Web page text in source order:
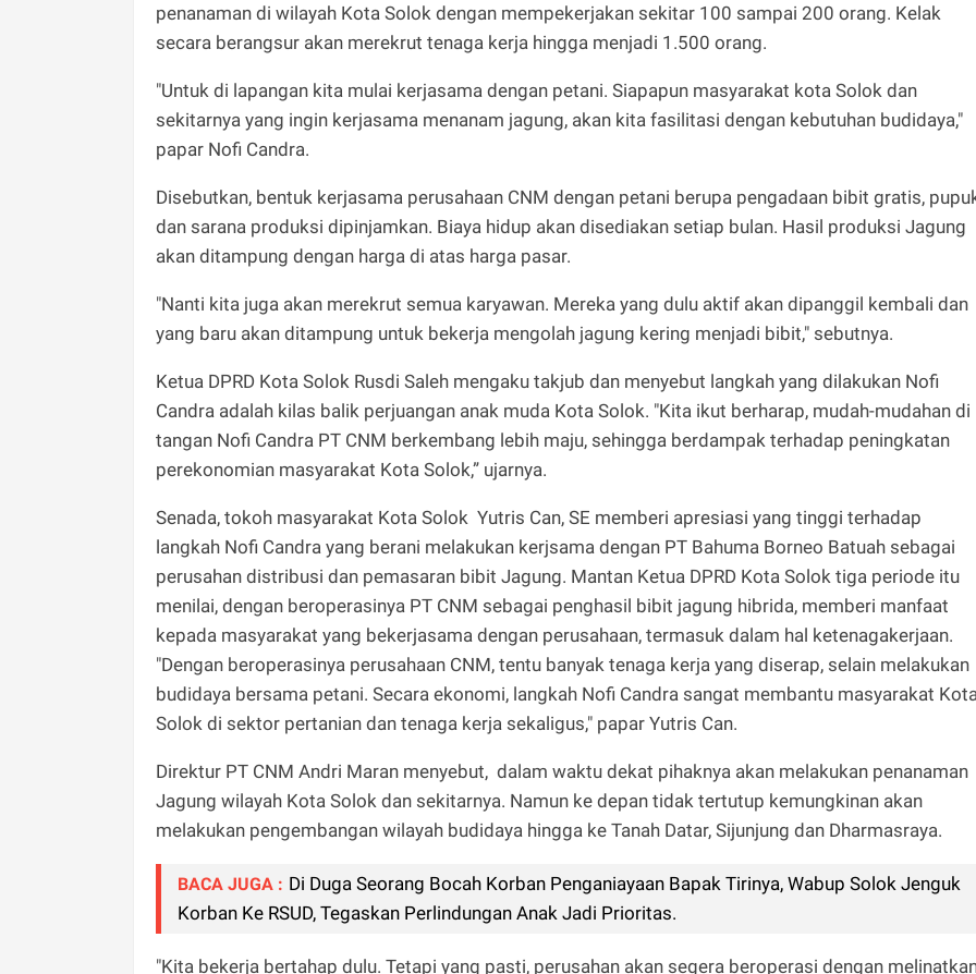
penanaman di wilayah Kota Solok dengan mempekerjakan sekitar 100 sampai 200 orang. Kelak
secara berangsur akan merekrut tenaga kerja hingga menjadi 1.500 orang.
"Untuk di lapangan kita mulai kerjasama dengan petani. Siapapun masyarakat kota Solok dan
sekitarnya yang ingin kerjasama menanam jagung, akan kita fasilitasi dengan kebutuhan budidaya,"
papar Nofi Candra.
Disebutkan, bentuk kerjasama perusahaan CNM dengan petani berupa pengadaan bibit gratis,
dan sarana produksi dipinjamkan. Biaya hidup akan disediakan setiap bulan. Hasil produksi Jagung
akan ditampung dengan harga di atas harga pasar.
"Nanti kita juga akan merekrut semua karyawan. Mereka yang dulu aktif akan dipanggil kembali dan
yang baru akan ditampung untuk bekerja mengolah jagung kering menjadi bibit," sebutnya.
Ketua DPRD Kota Solok Rusdi Saleh mengaku takjub dan menyebut langkah yang dilakukan Nofi
Candra adalah kilas balik perjuangan anak muda Kota Solok. "Kita ikut berharap, mudah-mudahan di
tangan Nofi Candra PT CNM berkembang lebih maju, sehingga berdampak terhadap peningkatan
perekonomian masyarakat Kota Solok,” ujarnya.
Senada, tokoh masyarakat Kota Solok Yutris Can, SE memberi apresiasi yang tinggi terhadap
langkah Nofi Candra yang berani melakukan kerjsama dengan PT Bahuma Borneo Batuah sebagai
perusahan distribusi dan pemasaran bibit Jagung. Mantan Ketua DPRD Kota Solok tiga periode itu
menilai, dengan beroperasinya PT CNM sebagai penghasil bibit jagung hibrida, memberi manfaat
kepada masyarakat yang bekerjasama dengan perusahaan, termasuk dalam hal ketenagakerjaan.
"Dengan beroperasinya perusahaan CNM, tentu banyak tenaga kerja yang diserap, selain melakukan
budidaya bersama petani. Secara ekonomi, langkah Nofi Candra sangat membantu masyarakat
Solok di sektor pertanian dan tenaga kerja sekaligus," papar Yutris Can.
Direktur PT CNM Andri Maran menyebut, dalam waktu dekat pihaknya akan melakukan penanaman
Jagung wilayah Kota Solok dan sekitarnya. Namun ke depan tidak tertutup kemungkinan akan
melakukan pengembangan wilayah budidaya hingga ke Tanah Datar, Sijunjung dan Dharmasraya.
BACA JUGA : Di Duga Seorang Bocah Korban Penganiayaan Bapak Tirinya, Wabup Solok Jenguk
Korban Ke RSUD, Tegaskan Perlindungan Anak Jadi Prioritas.
"Kita bekerja bertahap dulu. Tetapi yang pasti, perusahan akan segera beroperasi dengan